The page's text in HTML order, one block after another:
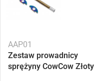
AAP01
Zestaw prowadnicy
sprężyny CowCow Złoty